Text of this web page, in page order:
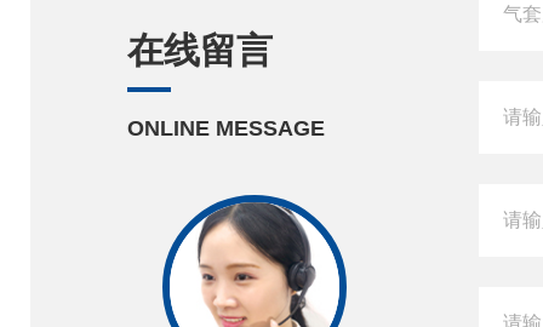
在线留言
ONLINE MESSAGE